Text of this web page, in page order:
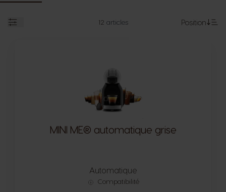
12 articles
Position
MINI ME® automatique grise
Automatique
Compatibilité